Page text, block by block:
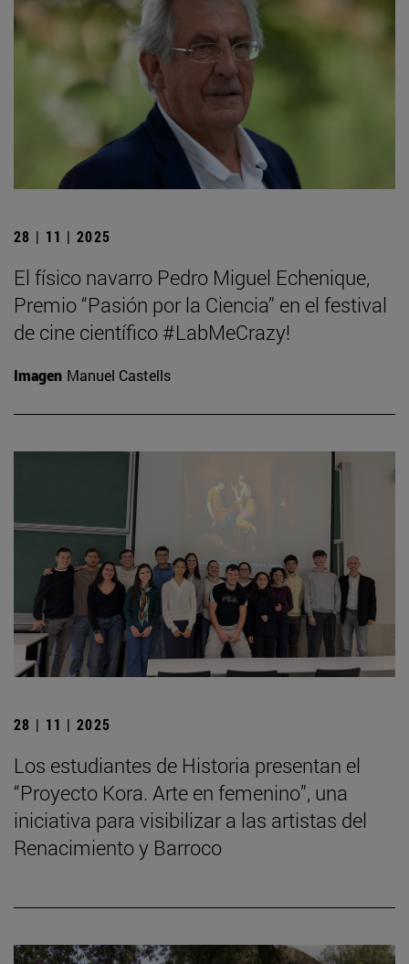
28 | 11 | 2025
El físico navarro Pedro Miguel Echenique,
Premio “Pasión por la Ciencia” en el festival
de cine científico #LabMeCrazy!
Imagen Manuel Castells
28 | 11 | 2025
Los estudiantes de Historia presentan el
“Proyecto Kora. Arte en femenino”, una
iniciativa para visibilizar a las artistas del
Renacimiento y Barroco